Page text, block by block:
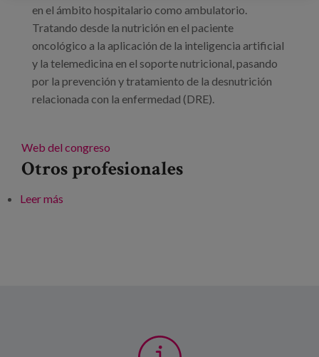
en el ámbito hospitalario como ambulatorio.
Tratando desde la nutrición en el paciente
oncológico a la aplicación de la inteligencia artificial
y la telemedicina en el soporte nutricional, pasando
por la prevención y tratamiento de la desnutrición
relacionada con la enfermedad (DRE).
Web del congreso
Otros profesionales
Leer más